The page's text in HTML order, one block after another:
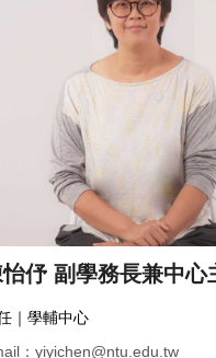
伃 副學務長兼中心
｜學輔中心
：yiyichen@ntu.edu.tw